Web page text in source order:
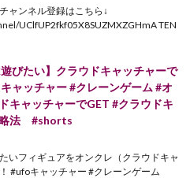
ャンネル登録はこちら↓
UClfUP2fkf05X8SUZMXZGHmA TEN
遊びたい】クラウドキャッチャーで
ャッチャー #クレーンゲーム #オ
キャッチャーでGET #クラウドキ
略法 #shorts
いフィギュアをオンクレ（クラウドキャ
#ufoキャッチャー #クレーンゲーム